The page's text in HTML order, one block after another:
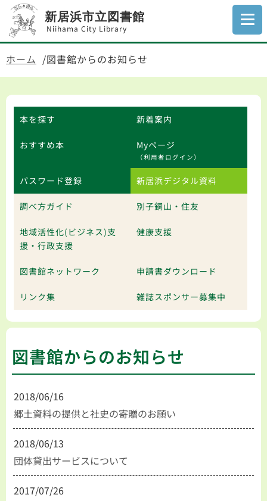
新居浜市立図書館
Niihama City Library
ホーム 図書館からのお知らせ
本を探す 新着案内
おすすめ本 Myページ
（利用者ログイン）
パスワード登録 新居浜デジタル資料
調べ方ガイド 別子銅山・住友
地域活性化(ビジネス)支
援・行政支援
健康支援
図書館ネットワーク 申請書ダウンロード
リンク集 雑誌スポンサー募集中
図書館からのお知らせ
2018/06/16
郷土資料の提供と社史の寄贈のお願い
2018/06/13
団体貸出サービスについて
2017/07/26